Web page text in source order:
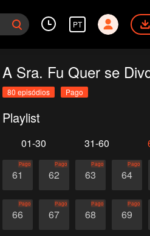
PT
80 episódios Pago
Playlist
01-30 31-60
61
Pago
62
Pago
63
Pago
64
Pago
66
Pago
67
Pago
68
Pago
69
Pago